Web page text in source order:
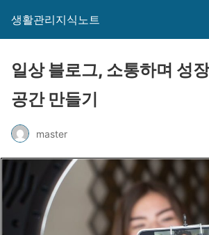
생활관리지식노트
일상 블로그, 소통하며 성
공간 만들기
master